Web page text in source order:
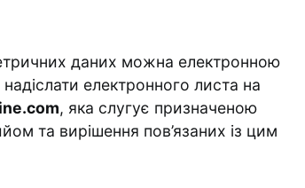
даних можна електронною
електронного листа на
, яка слугує призначеною
та вирішення пов’язаних із цим